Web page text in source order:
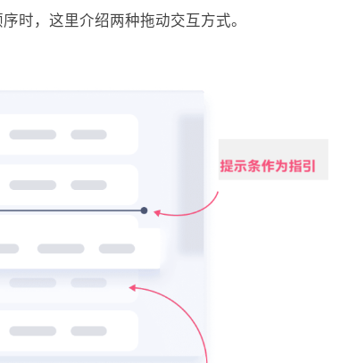
时，这里介绍两种拖动交互方式。